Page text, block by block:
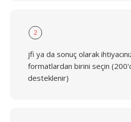
2
jfi ya da sonuç olarak
formatlardan birini seçin
desteklenir)